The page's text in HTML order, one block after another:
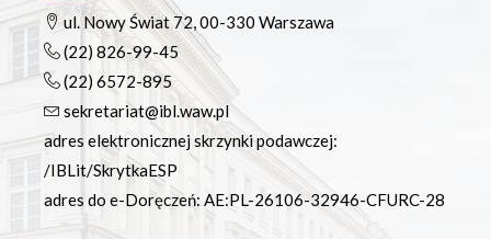
ul. Nowy Świat 72, 00-330 Warszawa
(22) 826-99-45
(22) 6572-895
sekretariat@ibl.waw.pl
adres elektronicznej skrzynki podawczej:
/IBLit/SkrytkaESP
adres do e-Doręczeń: AE:PL-26106-32946-CFURC-28